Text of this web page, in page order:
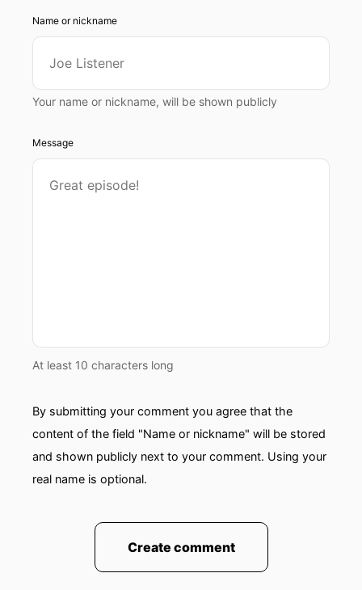
Name or nickname
Your name or nickname, will be shown publicly
Message
At least 10 characters long
By submitting your comment you agree that the
content of the field "Name or nickname" will be stored
and shown publicly next to your comment. Using your
real name is optional.
Create comment